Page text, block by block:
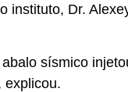
instituto, Dr.
sísmico
explicou.